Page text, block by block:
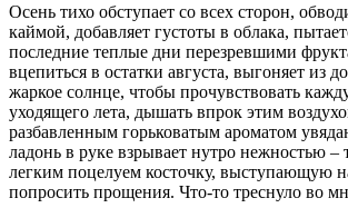
Осень тихо обступает со всех сторон,
каймой, добавляет густоты в облака,
последние теплые дни перезревшими
вцепиться в остатки августа, выгоняет из
жаркое солнце, чтобы прочувствовать
уходящего лета, дышать впрок этим
разбавленным горьковатым ароматом
ладонь в руке взрывает нутро нежностью –
легким поцелуем косточку, выступающую
попросить прощения. Что-то треснуло во